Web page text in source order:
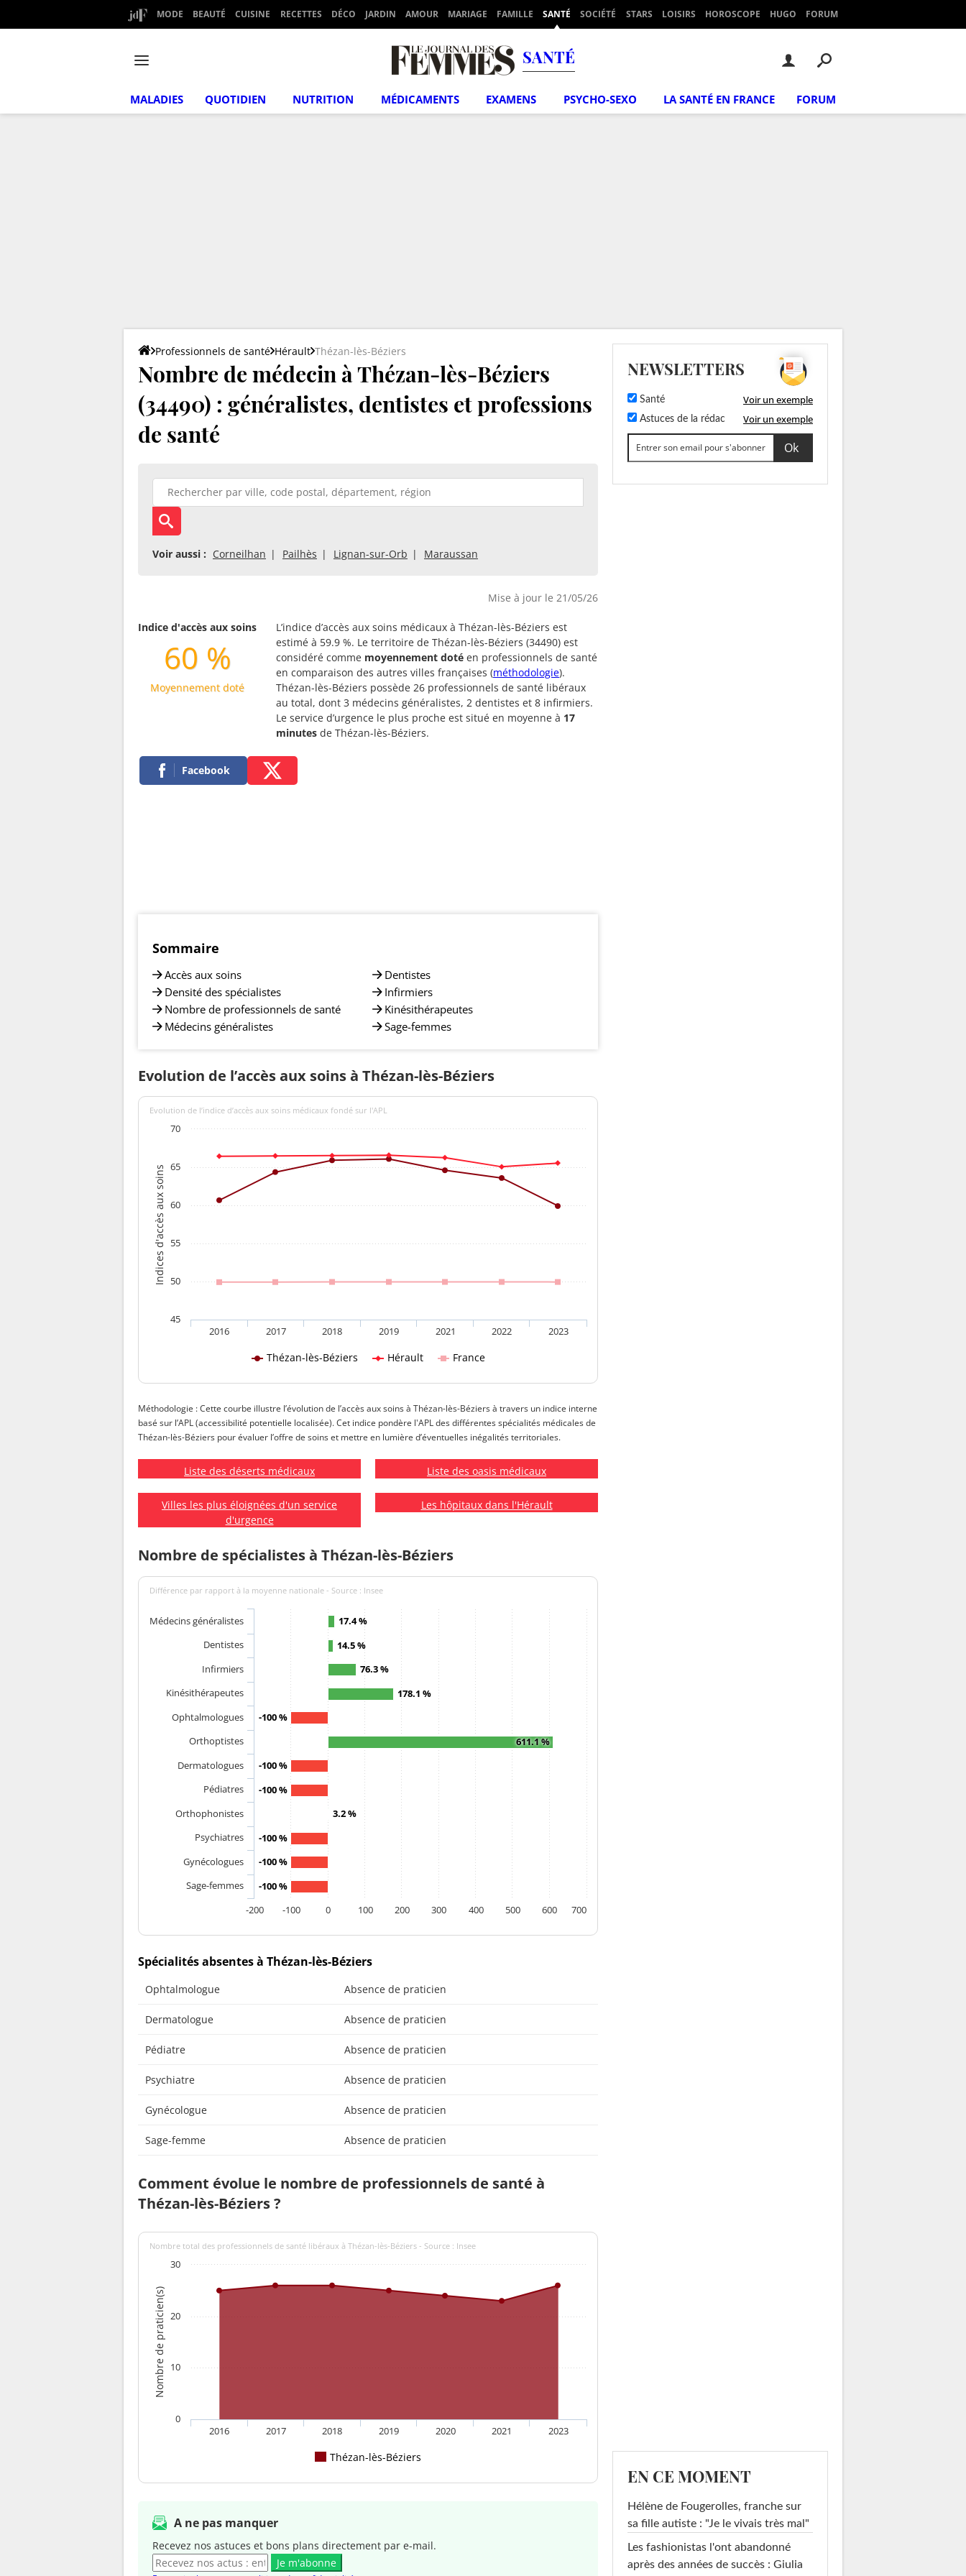
MODE BEAUTÉ CUISINE RECETTES DÉCO JARDIN AMOUR MARIAGE FAMILLE SANTÉ SOCIÉTÉ STARS LOISIRS HOROSCOPE HUGO FORUM
SANTÉ
MALADIES QUOTIDIEN NUTRITION MÉDICAMENTS EXAMENS PSYCHO-SEXO LA SANTÉ EN FRANCE FORUM
Professionnels de santé Hérault Thézan-lès-Béziers
Nombre de médecin à Thézan-lès-Béziers
(34490) : généralistes, dentistes et professions
de santé
Voir aussi : Corneilhan Pailhès Lignan-sur-Orb Maraussan
Mise à jour le 21/05/26
Indice d'accès aux soins
60 %
Moyennement doté
L’indice d’accès aux soins médicaux à Thézan-lès-Béziers est
estimé à 59.9 %. Le territoire de Thézan-lès-Béziers (34490) est
considéré comme moyennement doté en professionnels de santé
en comparaison des autres villes françaises (méthodologie).
Thézan-lès-Béziers possède 26 professionnels de santé libéraux
au total, dont 3 médecins généralistes, 2 dentistes et 8 infirmiers.
Le service d’urgence le plus proche est situé en moyenne à 17
minutes de Thézan-lès-Béziers.
Facebook
Sommaire
Accès aux soins
Densité des spécialistes
Nombre de professionnels de santé
Médecins généralistes
Dentistes
Infirmiers
Kinésithérapeutes
Sage-femmes
Evolution de l’accès aux soins à Thézan-lès-Béziers
Indices d'accès aux soins
Evolution de l’indice d’accès aux soins médicaux fondé sur l'APL
Thézan-lès-Béziers Hérault France
2016 2017 2018 2019 2021 2022 2023
45
50
55
60
65
70
Méthodologie : Cette courbe illustre l’évolution de l’accès aux soins à Thézan-lès-Béziers à travers un indice interne
basé sur l’APL (accessibilité potentielle localisée). Cet indice pondère l'APL des différentes spécialités médicales de
Thézan-lès-Béziers pour évaluer l’offre de soins et mettre en lumière d’éventuelles inégalités territoriales.
Liste des déserts médicaux Liste des oasis médicaux
Villes les plus éloignées d'un service
d'urgence
Les hôpitaux dans l'Hérault
Nombre de spécialistes à Thézan-lès-Béziers
Différence par rapport à la moyenne nationale - Source : Insee
17.4 %
14.5 %
76.3 %
178.1 %
-100 %
611.1 %
-100 %
-100 %
3.2 %
-100 %
-100 %
-100 %
Médecins généralistes
Dentistes
Infirmiers
Kinésithérapeutes
Ophtalmologues
Orthoptistes
Dermatologues
Pédiatres
Orthophonistes
Psychiatres
Gynécologues
Sage-femmes
-200
-100 0 100 200 300 400 500 600 700
Spécialités absentes à Thézan-lès-Béziers
Ophtalmologue Absence de praticien
Dermatologue Absence de praticien
Pédiatre Absence de praticien
Psychiatre Absence de praticien
Gynécologue Absence de praticien
Sage-femme Absence de praticien
Comment évolue le nombre de professionnels de santé à
Thézan-lès-Béziers ?
Nombre de praticien(s)
Nombre total des professionnels de santé libéraux à Thézan-lès-Béziers - Source : Insee
Thézan-lès-Béziers
2016 2017 2018 2019 2020 2021 2023
0
10
20
30
A ne pas manquer
Recevez nos astuces et bons plans directement par e-mail.
Je m'abonne
NEWSLETTERS
Santé Voir un exemple
Astuces de la rédac Voir un exemple
EN CE MOMENT
Hélène de Fougerolles, franche sur
sa fille autiste : "Je le vivais très mal"
Les fashionistas l'ont abandonné
après des années de succès : Giulia